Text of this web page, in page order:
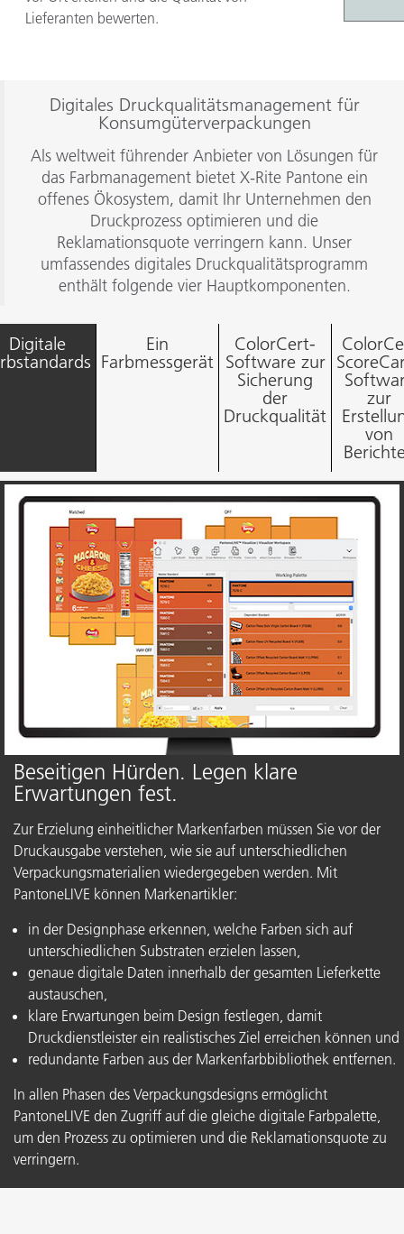
Lieferanten bewerten.
Digitales Druckqualitätsmanagement für
Konsumgüterverpackungen
Als weltweit führender Anbieter von Lösungen für
das Farbmanagement bietet X-Rite Pantone ein
offenes Ökosystem, damit Ihr Unternehmen den
Druckprozess optimieren und die
Reklamationsquote verringern kann. Unser
umfassendes digitales Druckqualitätsprogramm
enthält folgende vier Hauptkomponenten.
Digitale
Ein
Farbmessgerät
ColorCert-
Software zur
Sicherung
der
Druckqualität
zur
von
Beseitigen Hürden. Legen klare
Erwartungen fest.
Zur Erzielung einheitlicher Markenfarben müssen Sie vor der
Druckausgabe verstehen, wie sie auf unterschiedlichen
Verpackungsmaterialien wiedergegeben werden. Mit
PantoneLIVE können Markenartikler:
in der Designphase erkennen, welche Farben sich auf
unterschiedlichen Substraten erzielen lassen,
genaue digitale Daten innerhalb der gesamten Lieferkette
austauschen,
klare Erwartungen beim Design festlegen, damit
Druckdienstleister ein realistisches Ziel erreichen können und
redundante Farben aus der Markenfarbbibliothek entfernen.
In allen Phasen des Verpackungsdesigns ermöglicht
PantoneLIVE den Zugriff auf die gleiche digitale Farbpalette,
um den Prozess zu optimieren und die Reklamationsquote zu
verringern.